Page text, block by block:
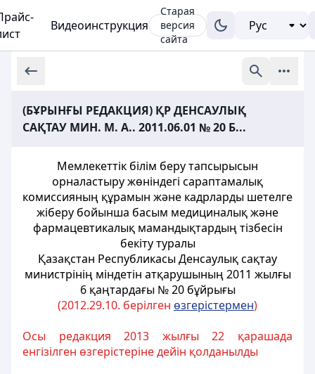
Видеоинструкция
Старая
версия
сайта
(БҰРЫНҒЫ РЕДАКЦИЯ) ҚР ДЕНСАУЛЫҚ
САҚТАУ МИН. М. А.. 2011.06.01 № 20 Б...
Мемлекеттік білім беру тапсырысын
орналастыру жөніндегі сараптамалық
комиссияның құрамын және кадрларды шетелге
жіберу бойынша басым медициналық және
фармацевтикалық мамандықтардың тізбесін
бекіту туралы
Қазақстан Республикасы Денсаулық сақтау
министрінің міндетін атқарушының 2011 жылғы
6 қаңтардағы № 20 бұйрығы
(2012.29.10. берілген өзгерістермен)
Осы редакция 2013 жылғы 22 қарашада
енгізілген өзгерістеріне дейін қолданылды